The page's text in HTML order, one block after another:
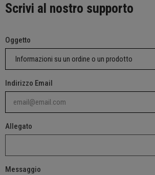
Scrivi al nostro supporto
Oggetto
Indirizzo Email
Allegato
Messaggio